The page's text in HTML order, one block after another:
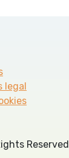
legal
Reserved